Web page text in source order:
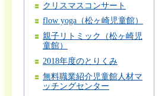
クリスマスコンサート
flow yoga（松ヶ崎児童館）
親子リトミック（松ヶ崎児
童館）
2018年度のとりくみ
無料職業紹介児童館人材マ
ッチングセンター